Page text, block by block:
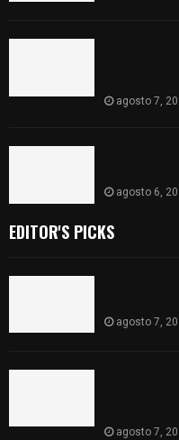
agosto 7,
agosto 6,
EDITOR'S PICKS
agosto 7,
agosto 7,